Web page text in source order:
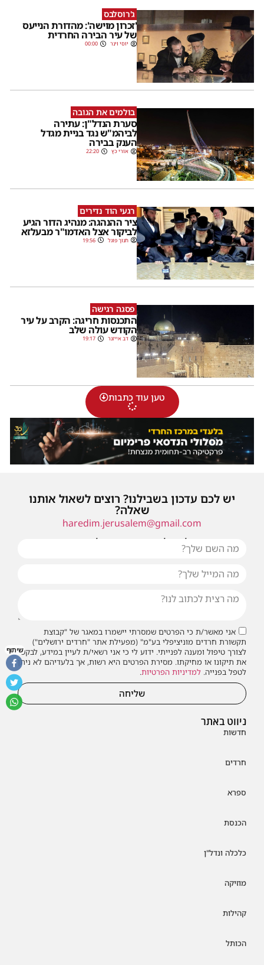
ג'רוסלבס
'זכרון מוישה': מהדורת הנייעס
של עיר הבירה החרדית
יוסי וינר 00:00
בולמים את הגובה
סערת הנדל"ן: עתירה
לביהמ"ש נגד בניית מגדל
הענק בבירה
אורי כץ 22:20
רגעי הוד נדירים
ציר ההנהגה: מנהיג הדור הגיע
לביקור אצל האדמו"ר מבעלזא
חנוך פוגל 19:56
פסגה רגישה
התכנסות חריגה: הקרב על עיר
הקודש עולה שלב
דב אייזנר 19:17
טען עוד כתבות
ניווט באתר
חדשות
חרדים
ספרא
הכנסת
כלכלה ונדל"ן
מוזיקה
קהילות
הכותל
יש לכם עדכון בשבילנו? רוצים לשאול אותנו
שאלה?
haredim.jerusalem@gmail.com
או שילחו אלינו פנייה ונחזור אליכם בהקדם
אני מאשר/ת כי הפרטים שמסרתי יישמרו במאגר של "קבוצת
תקשורת חרדים מוניציפלי בע"מ" (מפעילת אתר "חרדים ירושלים")
לצורך טיפול ומענה לפנייתי. ידוע לי כי אני רשאי/ת לעיין במידע, לבקש
את תיקונו או מחיקתו. מסירת הפרטים היא רשות, אך בלעדיהם לא ניתן
לטפל בפנייה. למדיניות הפרטיות.
שליחה
שיתוף